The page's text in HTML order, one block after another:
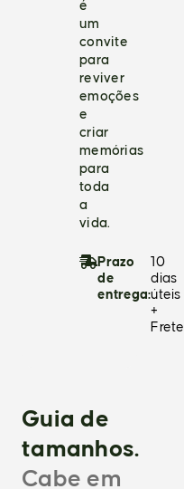
é
um
convite
para
reviver
emoções
e
criar
memórias
para
toda
a
vida.
Prazo
de
entrega:
10
dias
úteis
+
Frete
Guia de
tamanhos.
Cabe em